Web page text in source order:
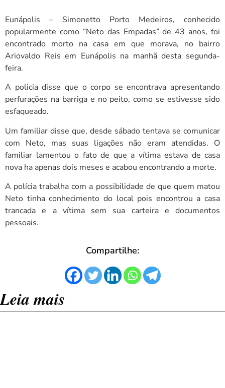
Eunápolis – Simonetto Porto Medeiros, conhecido
popularmente como “Neto das Empadas” de 43 anos, foi
encontrado morto na casa em que morava, no bairro
Ariovaldo Reis em Eunápolis na manhã desta segunda-
feira.
A policia disse que o corpo se encontrava apresentando
perfurações na barriga e no peito, como se estivesse sido
esfaqueado.
Um familiar disse que, desde sábado tentava se comunicar
com Neto, mas suas ligações não eram atendidas. O
familiar lamentou o fato de que a vítima estava de casa
nova ha apenas dois meses e acabou encontrando a morte.
A polícia trabalha com a possibilidade de que quem matou
Neto tinha conhecimento do local pois encontrou a casa
trancada e a vítima sem sua carteira e documentos
pessoais.
Compartilhe:
Leia mais